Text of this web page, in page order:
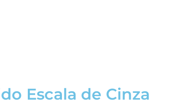
Escala de Cinza